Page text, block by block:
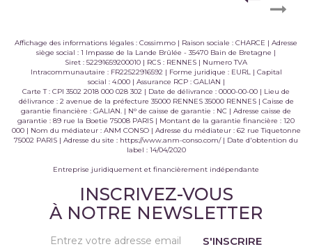
Affichage des informations légales : Cossimmo | Raison sociale : CHARCE | Adresse
siège social : 1 Impasse de la Lande Brûlée - 35470 Bain de Bretagne |
Siret : 52291659200010 | RCS : RENNES | Numero TVA
Intracommunautaire : FR22522916592 | Forme juridique : EURL | Capital
social : 4.000 | Assurance RCP : GALIAN |
Carte T : CPI 3502 2018 000 028 302 | Date de délivrance : 0000-00-00 | Lieu de
délivrance : 2 avenue de la préfecture 35000 RENNES 35000 RENNES | Caisse de
garantie financière : GALIAN. | N° de caisse de garantie : NC | Adresse caisse de
garantie : 89 rue la Boetie 75008 PARIS | Montant de la garantie financière : 120
000 | Nom du médiateur : ANM CONSO | Adresse du médiateur : 62 rue Tiquetonne
75002 PARIS | Adresse du site : https://www.anm-conso.com/| Date d'obtention du
label : 14/04/2020
Entreprise juridiquement et financièrement indépendante
INSCRIVEZ-VOUS
À NOTRE NEWSLETTER
S'INSCRIRE